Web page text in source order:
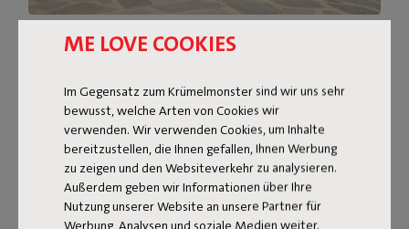
ME LOVE COOKIES
Im Gegensatz zum Krümelmonster sind wir uns sehr
bewusst, welche Arten von Cookies wir
verwenden. Wir verwenden Cookies, um Inhalte
bereitzustellen, die Ihnen gefallen, Ihnen Werbung
zu zeigen und den Websiteverkehr zu analysieren.
Außerdem geben wir Informationen über Ihre
Nutzung unserer Website an unsere Partner für
Werbung, Analysen und soziale Medien weiter.